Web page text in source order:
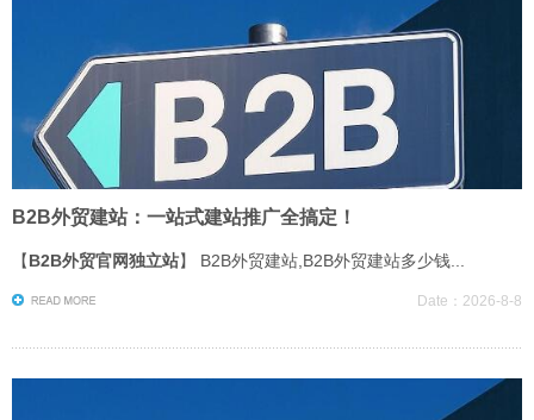
B2B外贸建站：一站式建站推广全搞定！
【B2B外贸官网独立站】 B2B外贸建站,B2B外贸建站多少钱...
Date：2026-8-8